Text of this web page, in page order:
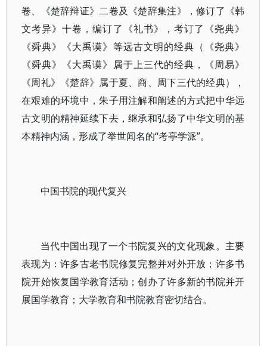
卷、《楚辞辩证》二卷及《楚辞集注》，修订了《韩
文考异》十卷，编订了《礼书》，考订了《尧典》
《舜典》《大禹谟》等远古文明的经典（《尧典》
《舜典》《大禹谟》属于上三代的经典，《周易》
《周礼》《楚辞》属于夏、商、周下三代的经典），
在艰难的环境中，朱子用注解和阐述的方式把中华远
古文明的精神延续下去，继承和弘扬了中华文明的基
本精神内涵，形成了举世闻名的“考亭学派”。
中国书院的现代复兴
当代中国出现了一个书院复兴的文化现象。主要
表现为：许多古老书院修复完整并对外开放；许多书
院开始恢复国学教育活动；创办了许多新的书院并开
展国学教育；大学教育和书院教育密切结合。